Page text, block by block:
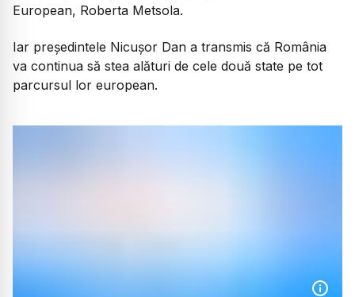
European, Roberta Metsola.
Iar președintele Nicușor Dan a transmis că România
va continua să stea alături de cele două state pe tot
parcursul lor european.